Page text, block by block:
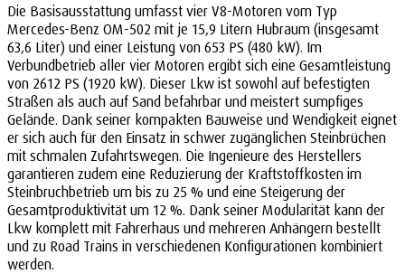
Die Basisausstattung umfasst vier V8-Motoren vom Typ
Mercedes-Benz OM-502 mit je 15,9 Litern Hubraum (insgesamt
63,6 Liter) und einer Leistung von 653 PS (480 kW). Im
Verbundbetrieb aller vier Motoren ergibt sich eine Gesamtleistung
von 2612 PS (1920 kW). Dieser Lkw ist sowohl auf befestigten
Straßen als auch auf Sand befahrbar und meistert sumpfiges
Gelände. Dank seiner kompakten Bauweise und Wendigkeit eignet
er sich auch für den Einsatz in schwer zugänglichen Steinbrüchen
mit schmalen Zufahrtswegen. Die Ingenieure des Herstellers
garantieren zudem eine Reduzierung der Kraftstoffkosten im
Steinbruchbetrieb um bis zu 25 % und eine Steigerung der
Gesamtproduktivität um 12 %. Dank seiner Modularität kann der
Lkw komplett mit Fahrerhaus und mehreren Anhängern bestellt
und zu Road Trains in verschiedenen Konfigurationen kombiniert
werden.